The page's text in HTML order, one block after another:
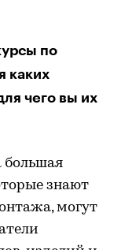
по
каких
чего вы их
большая
знают
могут